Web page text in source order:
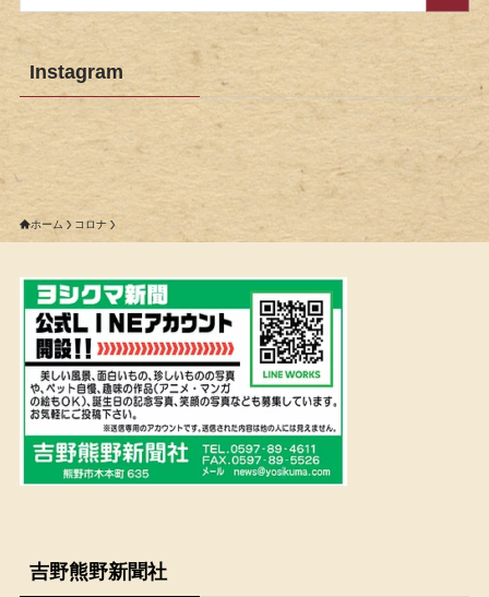
Instagram
ホーム コロナ
吉野熊野新聞社